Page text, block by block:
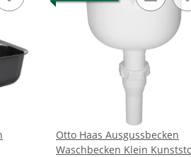
Otto Haas Ausgussbecken
Waschbecken Klein